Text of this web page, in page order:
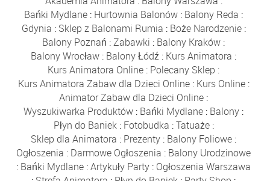
Bańki Mydlane : Hurtownia Balonów : Balony Reda :
Gdynia : Sklep z Balonami Rumia : Boże Narodzenie:
Balony Poznań :Zabawki : Balony Kraków :
Balony Wrocław : Balony Łódź : Kurs Animatora :
Kurs Animatora Online : Polecany Sklep :
Kurs Animatora Zabaw dla Dzieci Online: Kurs Online:
Animator Zabaw dla Dzieci Online :
Wyszukiwarka Produktów : Bańki Mydlane : Balony :
Płyn do Baniek: Fotobudka :Tatuaże:
Sklep dla Animatora : Prezenty : Balony Foliowe :
Ogłoszenia : Darmowe Ogłoszenia : Balony Urodzinowe
: Bańki Mydlane :Artykuły Party : Ogłoszenia Warszawa